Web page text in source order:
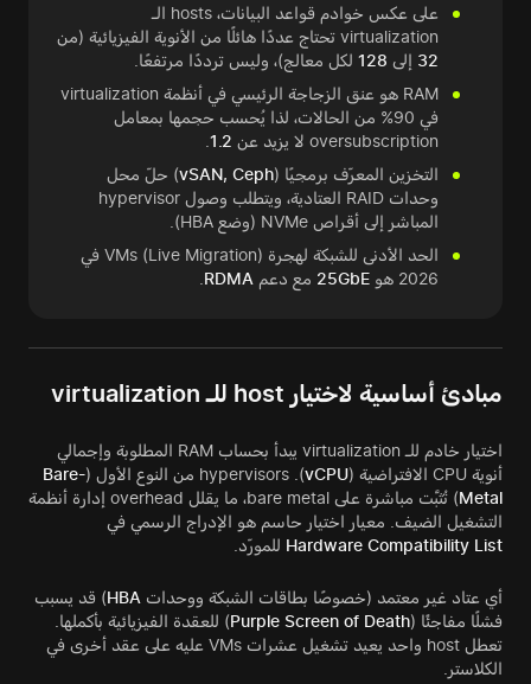
على عكس خوادم قواعد البيانات، hosts الـ
virtualization تحتاج عددًا هائلًا من الأنوية الفيزيائية (من
32 إلى 128 لكل معالج)، وليس ترددًا مرتفعًا.
RAM هو عنق الزجاجة الرئيسي في أنظمة virtualization
في 90% من الحالات، لذا يُحسب حجمها بمعامل
oversubscription لا يزيد عن
1.2
التخزين المعرّف برمجيًا (vSAN, Ceph) حلّ محل
وحدات RAID العتادية، ويتطلب وصول hypervisor
المباشر إلى أقراص NVMe (وضع HBA).
الحد الأدنى للشبكة لهجرة VMs (Live Migration) في
2026 هو
25GbE مع دعم RDMA
مبادئ أساسية لاختيار host للـ virtualization
اختيار خادم للـ virtualization يبدأ بحساب RAM المطلوبة وإجمالي
أنوية CPU الافتراضية (
vCPU). hypervisors من النوع الأول (
Bare-
Metal
) تُثبَّت مباشرة على bare metal، ما يقلل overhead إدارة أنظمة
التشغيل الضيف. معيار اختيار حاسم هو الإدراج الرسمي في
Hardware Compatibility List للمورّد.
أي عتاد غير معتمد (خصوصًا بطاقات الشبكة ووحدات HBA) قد يسبب
فشلًا مفاجئًا (Purple Screen of Death) للعقدة الفيزيائية بأكملها.
تعطل host واحد يعيد تشغيل عشرات VMs عليه على عقد أخرى في
الكلاستر.